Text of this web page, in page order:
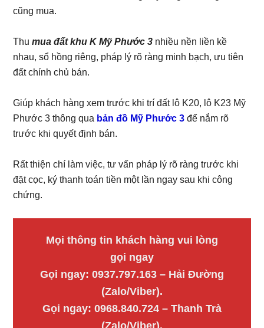
cũng mua.
Thumua đất khu K Mỹ Phước 3 nhiều nền liền kề
nhau, sổ hồng riêng, pháp lý rõ ràng minh bạch, ưu tiên
đất chính chủ bán.
Giúp khách hàng xem trước khi trí đất lô K20, lô K23 Mỹ
Phước 3 thông qua bản đồ Mỹ Phước 3 để nắm rõ
trước khi quyết định bán.
Rất thiện chí làm việc, tư vấn pháp lý rõ ràng trước khi
đặt cọc, ký thanh toán tiền một lần ngay sau khi công
chứng.
Mọi thông tin khách hàng vui lòng
gọi ngay
Gọi ngay: 0937.797.163 – Hải Đường
(Zalo/Viber).
Gọi ngay: 0968.840.724 – Thanh Trà
(Zalo/Viber).